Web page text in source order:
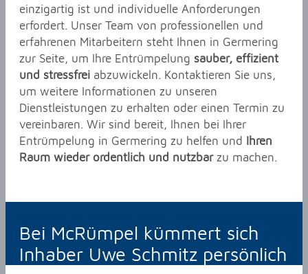
einzigartig ist und individuelle Anforderungen
erfordert. Unser Team von professionellen und
erfahrenen Mitarbeitern steht Ihnen in Germering
zur Seite, um Ihre Entrümpelung sauber, effizient
und stressfrei abzuwickeln. Kontaktieren Sie uns,
um weitere Informationen zu unseren
Dienstleistungen zu erhalten oder einen Termin zu
vereinbaren. Wir sind bereit, Ihnen bei Ihrer
Entrümpelung in Germering zu helfen und Ihren
Raum wieder ordentlich und nutzbarzu machen.
Bei McRümpel kümmert sich
Inhaber Uwe Schmitz persönlich